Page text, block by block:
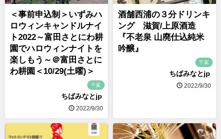
＜事前申込制＞いずみハ
ロウィンキャンドルナイ
ト2022～富田さとにわ耕
園でハロウィンナイトを
楽しもう～＠富田さとに
わ耕園＜10/29(土曜)＞
千葉
ちばみなとjp
2022/9/30
酒舗西浦の３分ドリンキ
ング 滋賀/上原酒造
『不老泉 山廃仕込純米
吟醸』
千葉
ちばみなとjp
2022/9/30